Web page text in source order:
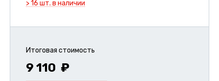
> 16 шт. в наличии
Итоговая стоимость
9 110